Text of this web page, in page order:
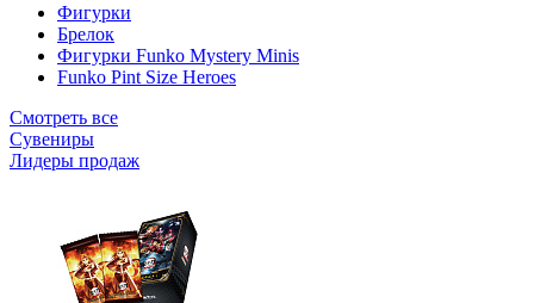
Фигурки
Брелок
Фигурки Funko Mystery Minis
Funko Pint Size Heroes
Смотреть все
Сувениры
Лидеры продаж